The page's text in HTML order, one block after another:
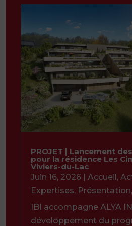
PROJET | Lancement
pour la résidence Les
Viviers-du-Lac
Juin 16, 2026 | Accueil,
Expertises, Présentation,
IBI accompagne ALYA
développement du